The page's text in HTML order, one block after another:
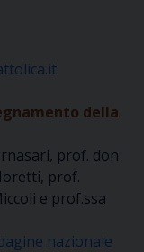
della
prof. don
prof.
e prof.ssa
nazionale